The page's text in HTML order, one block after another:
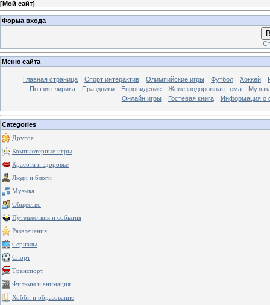
[Мой сайт]
Форма входа
Меню сайта
Главная страница Спорт интерактив Олимпийские игры Футбол Хоккей
Поэзия-лирика
Праздники Евровидение Железнодорожная тема
Онлайн игры
Гостевая книга Информация о
Categories
Другое
Компьютерные игры
Красота и здоровье
Люди и блоги
Музыка
Общество
Путешествия и события
Развлечения
Сериалы
Спорт
Транспорт
Фильмы и анимация
Хобби и образование